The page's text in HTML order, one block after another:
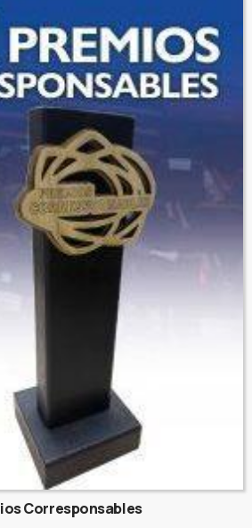
Corresponsables